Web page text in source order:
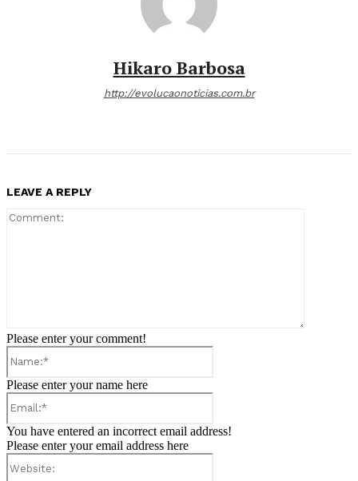
Hikaro Barbosa
http://evolucaonoticias.com.br
LEAVE A REPLY
Please enter your comment!
Please enter your name here
You have entered an incorrect email address!
Please enter your email address here